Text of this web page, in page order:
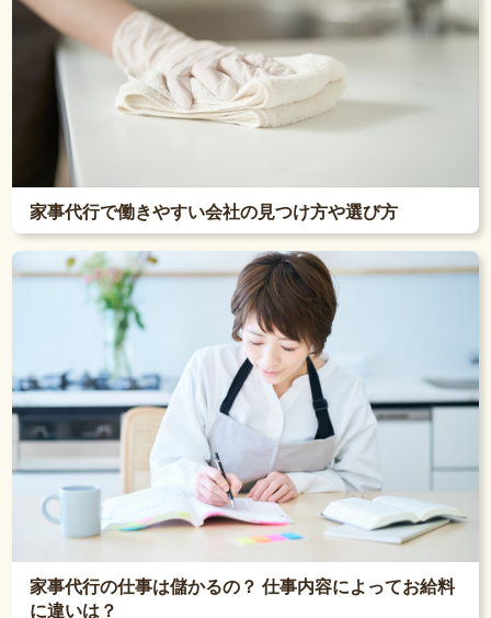
家事代行で働きやすい会社の見つけ方や選び方
家事代行の仕事は儲かるの？ 仕事内容によってお給料
に違いは？